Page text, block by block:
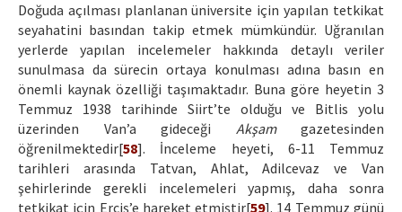
Doğuda açılması planlanan üniversite için yapılan tetkikat
seyahatini basından takip etmek mümkündür. Uğranılan
yerlerde yapılan incelemeler hakkında detaylı veriler
sunulmasa da sürecin ortaya konulması adına basın en
önemli kaynak özelliği taşımaktadır. Buna göre heyetin 3
Temmuz 1938 tarihinde Siirt’te olduğu ve Bitlis yolu
üzerinden Van’a gideceği Akşamgazetesinden
öğrenilmektedir[58]. İnceleme heyeti, 6-11 Temmuz
tarihleri arasında Tatvan, Ahlat, Adilcevaz ve Van
şehirlerinde gerekli incelemeleri yapmış, daha sonra
tetkikat için Erciş’e hareket etmiştir[59]. 14 Temmuz günü